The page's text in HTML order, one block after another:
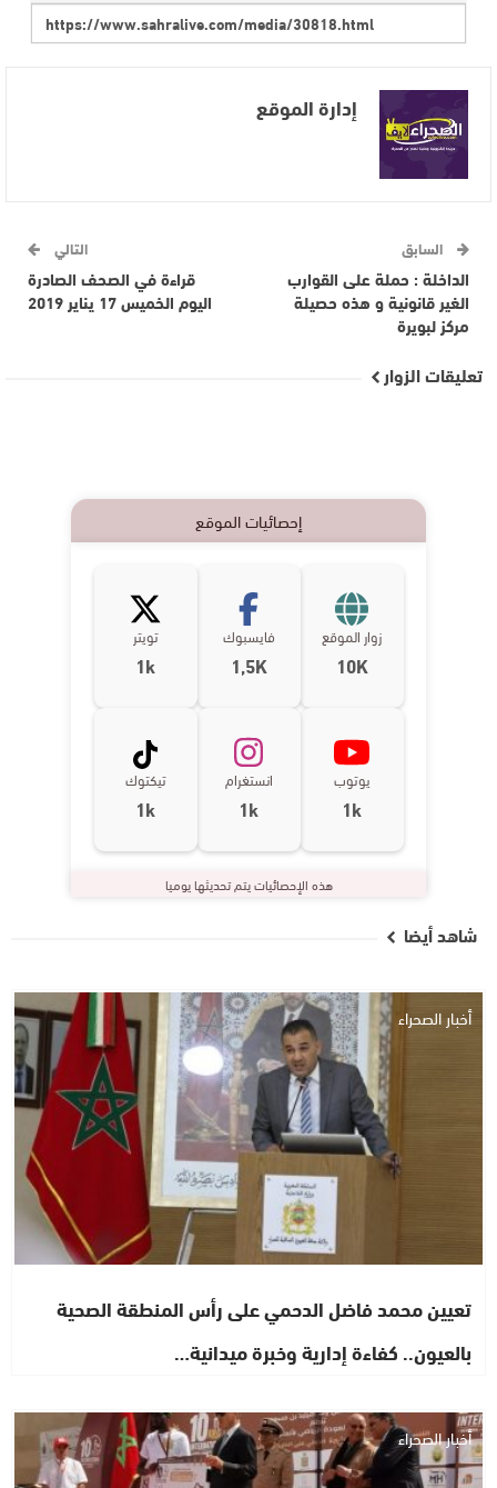
إدارة الموقع
السابق
الداخلة : حملة على القوارب
الغير قانونية و هذه حصيلة
مركز لبويرة
التالي
قراءة في الصحف الصادرة
اليوم الخميس 17 يناير 2019
تعليقات الزوار
إحصائيات الموقع
زوار الموقع
10K
فايسبوك
1,5K
تويتر
1k
يوتوب
1k
انستغرام
1k
تيكتوك
1k
هذه الإحصائيات يتم تحديثها يوميا
شاهد أيضا
أخبار الصحراء
تعيين محمد فاضل الدحمي على رأس المنطقة الصحية
بالعيون.. كفاءة إدارية وخبرة ميدانية…
أخبار الصحراء